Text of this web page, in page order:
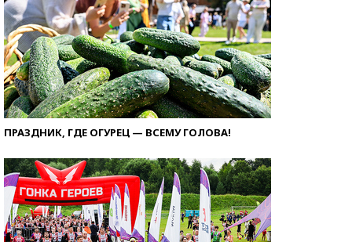
ПРАЗДНИК, ГДЕ ОГУРЕЦ — ВСЕМУ ГОЛОВА!